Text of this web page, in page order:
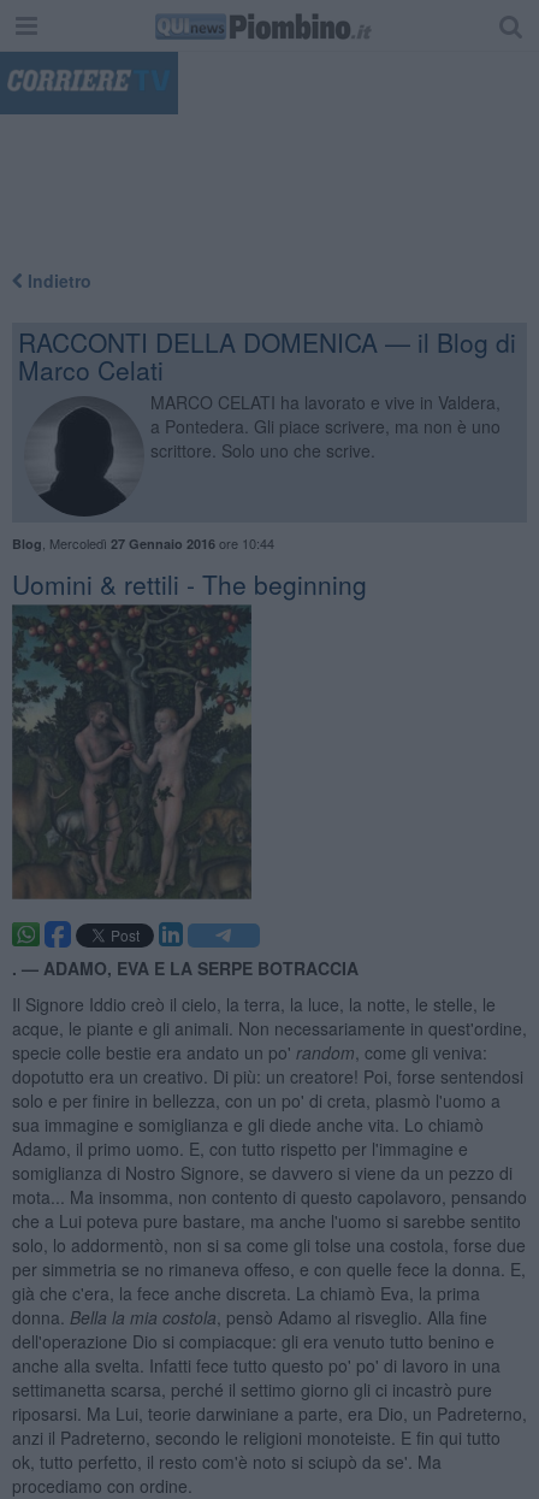
Indietro
RACCONTI DELLA DOMENICA — il Blog di
Marco Celati
MARCO CELATI ha lavorato e vive in Valdera,
a Pontedera. Gli piace scrivere, ma non è uno
scrittore. Solo uno che scrive.
Blog Mercoledì 27 Gennaio 2016ore 10:44
​Uomini & rettili - The beginning
. — ADAMO, EVA E LA SERPE BOTRACCIA
Il Signore Iddio creò il cielo, la terra, la luce, la notte, le stelle, le
acque, le piante e gli animali. Non necessariamente in quest'ordine,
specie colle bestie era andato un po' random , come gli veniva:
dopotutto era un creativo. Di più: un creatore! Poi, forse sentendosi
solo e per finire in bellezza, con un po' di creta, plasmò l'uomo a
sua immagine e somiglianza e gli diede anche vita. Lo chiamò
Adamo, il primo uomo. E, con tutto rispetto per l'immagine e
somiglianza di Nostro Signore, se davvero si viene da un pezzo di
mota... Ma insomma, non contento di questo capolavoro, pensando
che a Lui poteva pure bastare, ma anche l'uomo si sarebbe sentito
solo, lo addormentò, non si sa come gli tolse una costola, forse due
per simmetria se no rimaneva offeso, e con quelle fece la donna. E,
già che c'era, la fece anche discreta. La chiamò Eva, la prima
donna. Bella la mia costola , pensò Adamo al risveglio. Alla fine
dell'operazione Dio si compiacque: gli era venuto tutto benino e
anche alla svelta. Infatti fece tutto questo po' po' di lavoro in una
settimanetta scarsa, perché il settimo giorno gli ci incastrò pure
riposarsi. Ma Lui, teorie darwiniane a parte, era Dio, un Padreterno,
anzi il Padreterno, secondo le religioni monoteiste. E fin qui tutto
ok, tutto perfetto, il resto com'è noto si sciupò da se'. Ma
procediamo con ordine.